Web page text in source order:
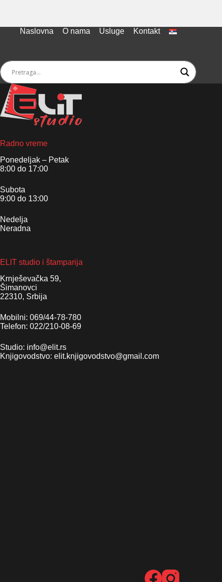
Naslovna O nama Usluge Kontakt
Radno vreme
Ponedeljak – Petak
8:00 do 17:00
Subota
9:00 do 13:00
Nedelja
Neradna
ELIT studio i štamparija
Krnješevačka 59,
Šimanovci
22310, Srbija
Mobilni: 069/44-78-780
Telefon: 022/210-08-69
Studio: info@elit.rs
Knjigovodstvo: elit.knjigovodstvo@gmail.com